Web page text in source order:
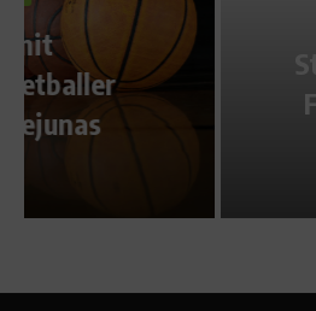
Stephan Kecks
Flughafen –